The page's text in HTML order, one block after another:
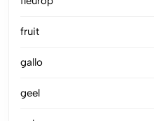
fruit
gallo
geel